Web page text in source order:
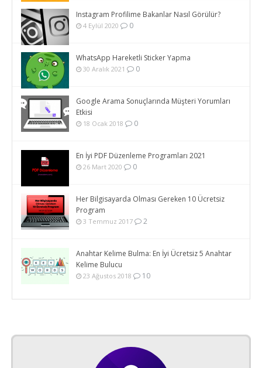
Instagram Profilime Bakanlar Nasıl Görülür?
4 Eylül 2020 0
WhatsApp Hareketli Sticker Yapma
30 Aralık 2021 0
Google Arama Sonuçlarında Müşteri Yorumları
Etkisi
18 Ocak 2018 0
En İyi PDF Düzenleme Programları 2021
26 Mart 2020 0
Her Bilgisayarda Olması Gereken 10 Ücretsiz
Program
3 Temmuz 2017 2
Anahtar Kelime Bulma: En İyi Ücretsiz 5 Anahtar
Kelime Bulucu
23 Ağustos 2018 10